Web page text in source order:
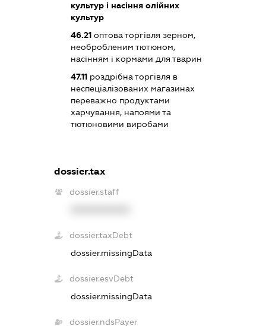
культур і насіння олійних
культур
46.21 оптова торгівля зерном,
необробленим тютюном,
насінням і кормами для тварин
47.11 роздрібна торгівля в
неспеціалізованих магазинах
переважно продуктами
харчування, напоями та
тютюновими виробами
dossier.tax
dossier.staff
dossier.taxDebt
dossier.missingData
dossier.esvDebt
dossier.missingData
dossier.ndsPayer